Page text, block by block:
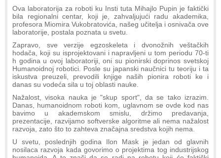
Ova laboratorija za roboti ku Insti tuta Mihajlo Pupin je faktički
bila regionalni centar, koji je, zahvaljujući radu akademika,
profesora Miomira Vukobratovića, našeg učitelja i osnivača ove
laboratorije, postala poznata u svetu.
Zapravo, sve verzije egzoskeleta i dvonožnih veštačkih
hodača, koji su isprojektovani i napravljeni u tom periodu 70-ti
h godina u ovoj laboratoriji, oni su pionirski doprinos svetskoj
Humanoidnoj robotici. Posle su japanski naučnici tu teoriju i ta
iskustva preuzeli, prevodili knjige naših pionira roboti ke i
danas su vodeća sila u toj oblasti nauke.
Nažalost, visoka nauka je "skup sport", da se tako izrazim.
Danas, humanoidnom roboti kom, uglavnom se ovde kod nas
bavimo u akademskom smislu, držimo predavanja,
prezentacije, razvijamo softverske algoritme ali nema nažalost
razvoja, zato što to zahteva značajna sredstva kojih nema.
U svetu, poslednjih godina Ilon Mask je jedan od glavnih
nosilaca razvoja kada govorimo o projektima tog industrijskog